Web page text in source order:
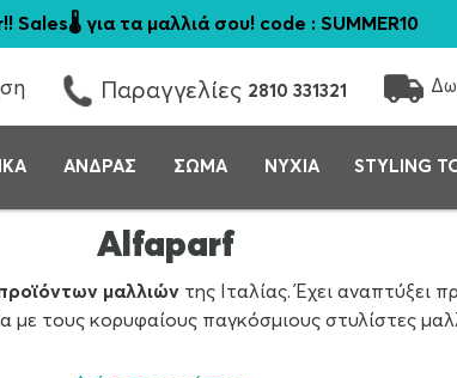
Sales🌡️ για τα μαλλιά σου! code : SUMMER10
Παραγγελίες 2810 331321
ΑΝΔΡΑΣ ΣΩΜΑ ΝΥΧΙΑ STYLING
Alfaparf
μαλλιώντης Ιταλίας. Έχει αναπτύξει
με τους κορυφαίους παγκόσμιους στυλίστες
τομέα της ομορφιάς. Από την αρχή, ο Όμιλος